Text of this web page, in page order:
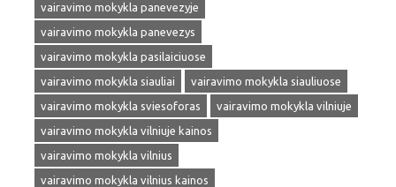
vairavimo mokykla panevezyje
vairavimo mokykla panevezys
vairavimo mokykla pasilaiciuose
vairavimo mokykla siauliai
vairavimo mokykla siauliuose
vairavimo mokykla sviesoforas
vairavimo mokykla vilniuje
vairavimo mokykla vilniuje kainos
vairavimo mokykla vilnius
vairavimo mokykla vilnius kainos